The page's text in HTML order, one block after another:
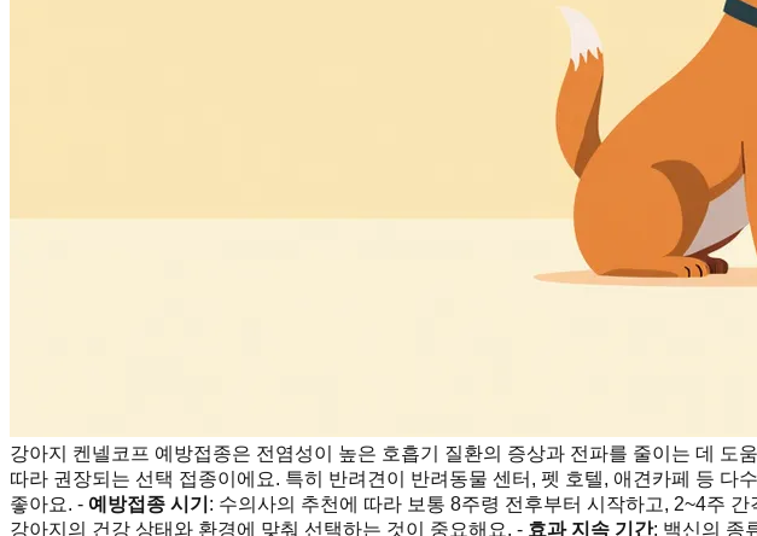
강아지 켄넬코프 예방접종은 전염성이 높은 호흡기 질환의 증상과 전파를 줄이는 데
따라 권장되는 선택 접종이에요. 특히 반려견이 반려동물 센터, 펫 호텔, 애견카페 등
좋아요. - 예방접종 시기 : 수의사의 추천에 따라 보통 8주령 전후부터 시작하고, 2~4주
강아지의 건강 상태와 환경에 맞춰 선택하는 것이 중요해요. - 효과 지속 기간: 백신의 종